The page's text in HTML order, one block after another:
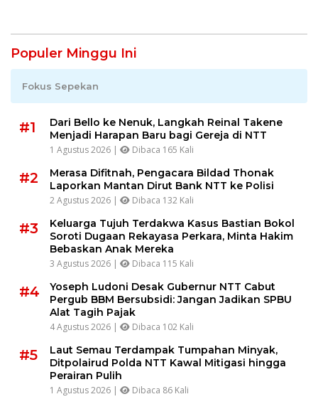
Populer Minggu Ini
Fokus Sepekan
#1
Dari Bello ke Nenuk, Langkah Reinal Takene
Menjadi Harapan Baru bagi Gereja di NTT
1 Agustus 2026 | Dibaca 165 Kali
#2
Merasa Difitnah, Pengacara Bildad Thonak
Laporkan Mantan Dirut Bank NTT ke Polisi
2 Agustus 2026 | Dibaca 132 Kali
#3
Keluarga Tujuh Terdakwa Kasus Bastian Bokol
Soroti Dugaan Rekayasa Perkara, Minta Hakim
Bebaskan Anak Mereka
3 Agustus 2026 | Dibaca 115 Kali
#4
Yoseph Ludoni Desak Gubernur NTT Cabut
Pergub BBM Bersubsidi: Jangan Jadikan SPBU
Alat Tagih Pajak
4 Agustus 2026 | Dibaca 102 Kali
#5
Laut Semau Terdampak Tumpahan Minyak,
Ditpolairud Polda NTT Kawal Mitigasi hingga
Perairan Pulih
1 Agustus 2026 | Dibaca 86 Kali